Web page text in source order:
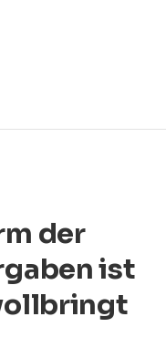
der
ist